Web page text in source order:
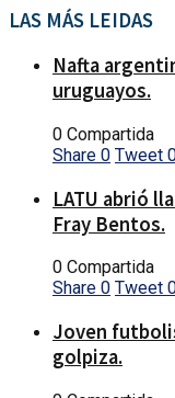
LAS MÁS LEIDAS
Nafta
uruguayos.
0 Compartida
Share 0 Tweet
LATU abrió
Fray Bentos.
0 Compartida
Share 0 Tweet
Joven
golpiza.